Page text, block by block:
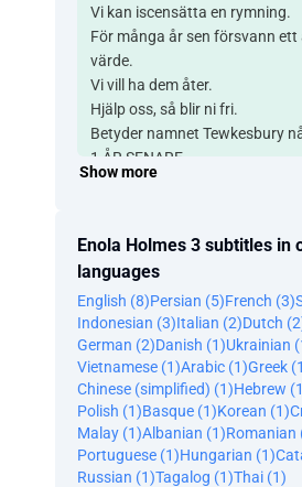
Vi kan iscensätta en rymning.
För många år sen försvann ett
värde.
Vi vill ha dem åter.
Hjälp oss, så blir ni fri.
Betyder namnet Tewkesbury
1 ÅR SENARE
Alla bra historier sägs börja
Hon är hemskt försenad.
Nån kommer.
Ja, nu börjar vi.
Dessvärre saknar detta bröllop
sak.
Det är jag.
Jodå.
Bruden är nämligen inte säker
innebär att bli en lady.
Ingefärskakan får ens mage
Show more
Enola Holmes 3 subtitles in
languages
English (8)Persian (5)French (3)
Indonesian (3)Italian (2)Dutch
German (2)Danish (1)Ukrainian
Vietnamese (1)Arabic (1)Greek
Chinese (simplified) (1)Hebrew
Polish (1)Basque (1)Korean (1)
Malay (1)Albanian (1)Romanian
Portuguese (1)Hungarian (1)
Russian (1)Tagalog (1)Thai (1)